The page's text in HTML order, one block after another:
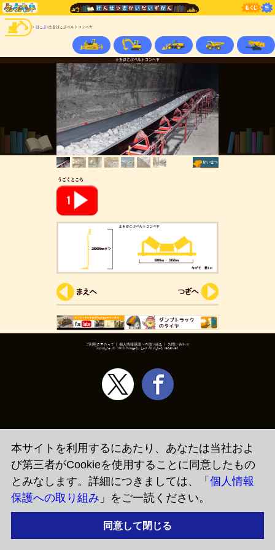
本サイトを利用するにあたり、あなたは当社およ
び第三者がCookieを使用することに同意したもの
とみなします。詳細につきましては、「 個人情報
保護への取り組み 」をご一読ください。
同意して閉じる
> はこぶ>土をはこぶベルトコンベヤ
土をはこぶベルトコンベヤ
うごくところ
ご利用にあたって 個人情報保護への取り組み
お問い合わせ
Copyright © 2026 Komatsu Ltd.All rights reserved.